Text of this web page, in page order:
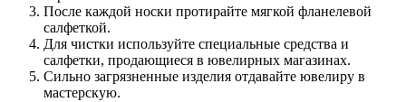
После каждой носки протирайте мягкой фланелевой
салфеткой.
Для чистки используйте специальные средства и
салфетки, продающиеся в ювелирных магазинах.
Сильно загрязненные изделия отдавайте ювелиру в
мастерскую.